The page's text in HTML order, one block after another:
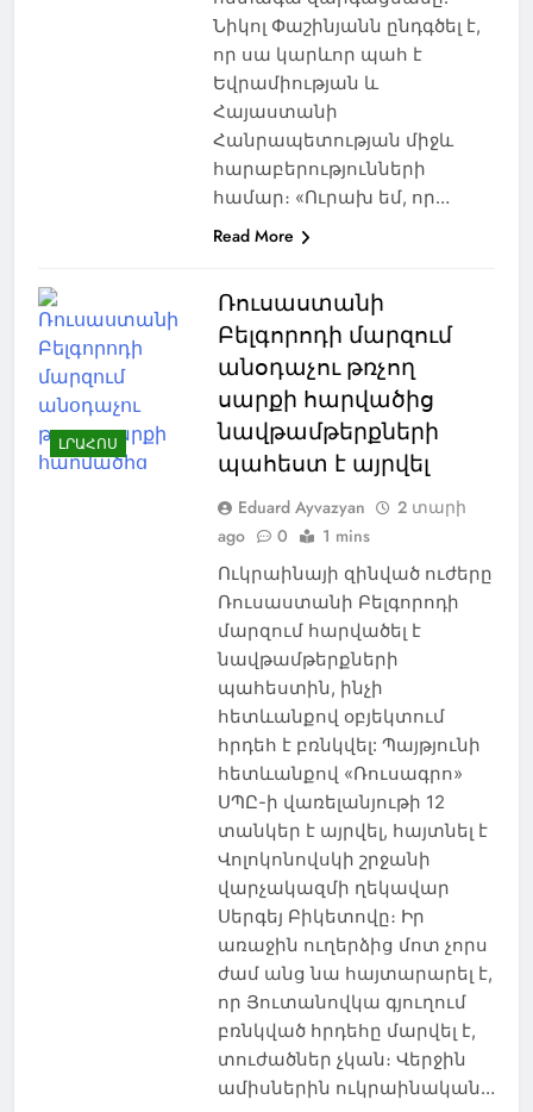
Նիկոլ Փաշինյանն ընդգծել է,
որ սա կարևոր պահ է
Եվրամիության և
Հայաստանի
Հանրապետության միջև
հարաբերությունների
համար։ «Ուրախ եմ, որ…
Read More
ԼՐԱՀՈՍ
Ռուսաստանի
Բելգորոդի մարզում
անօդաչու թռչող
սարքի հարվածից
նավթամթերքների
պահեստ է այրվել
Eduard Ayvazyan
2 տարի
ago
0 1 mins
Ուկրաինայի զինված ուժերը
Ռուսաստանի Բելգորոդի
մարզում հարվածել է
նավթամթերքների
պահեստին, ինչի
հետևանքով օբյեկտում
հրդեհ է բռնկվել: Պայթյունի
հետևանքով «Ռուսագրո»
ՍՊԸ-ի վառելանյութի 12
տանկեր է այրվել, հայտնել է
Վոլոկոնովսկի շրջանի
վարչակազմի ղեկավար
Սերգեյ Բիկետովը։ Իր
առաջին ուղերձից մոտ չորս
ժամ անց նա հայտարարել է,
որ Յուտանովկա գյուղում
բռնկված հրդեհը մարվել է,
տուժածներ չկան։ Վերջին
ամիսներին ուկրաինական…